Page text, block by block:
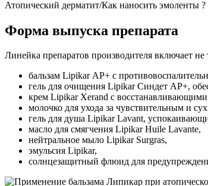
Атопический дерматит/Как наносить эмоленты ?
Форма выпуска препарата
Линейка препаратов производителя включает
бальзам Lipikar АР+ с
гель для очищения Lipikar Синдет AP+,
крем Lipikar Xerand с
молочко для ухода за чувствительным и
гель для душа Lipikar Lavant,
масло для смягчения Lipikar Huile Lavante,
нейтральное мыло Lipikar Surgras,
эмульсия Lipikar,
солнцезащитный флюид для